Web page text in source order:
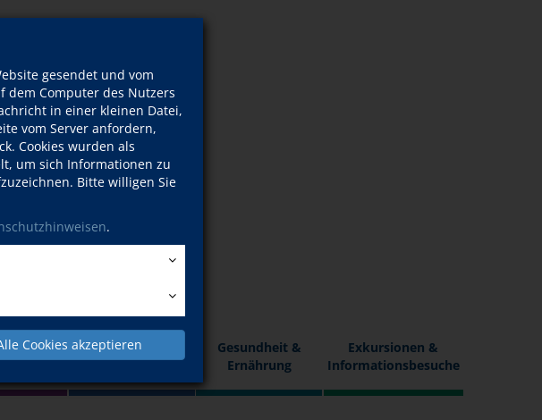
gesendet und vom
dem Computer des Nutzers
in einer kleinen Datei,
vom Server anfordern,
Cookies wurden als
um sich Informationen zu
Bitte willigen Sie
.
Cookies akzeptieren
IT &
Kultur & Kunst
Gesundheit &
Ernährung
Exkursionen &
Informationsbesuche